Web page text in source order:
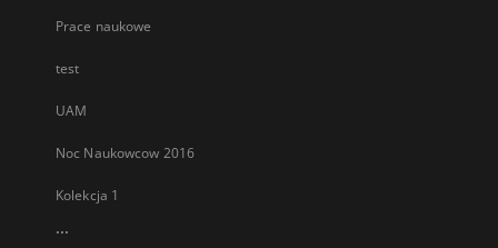
Prace naukowe
test
UAM
Noc Naukowcow 2016
Kolekcja 1
...